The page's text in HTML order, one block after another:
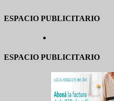
ESPACIO PUBLICITARIO
ESPACIO PUBLICITARIO